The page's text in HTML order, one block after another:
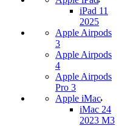
iPad 11
2025
Apple Airpods
3
Apple Airpods
4
Apple Airpods
Pro 3
Apple iMac
iMac 24
2023 M3